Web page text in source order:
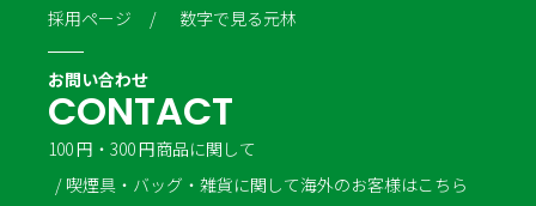
採用ページ 数字で見る元林
お問い合わせ
CONTACT
100 円・300 円商品に関して
喫煙具・バッグ・雑貨に関して海外のお客様はこちら